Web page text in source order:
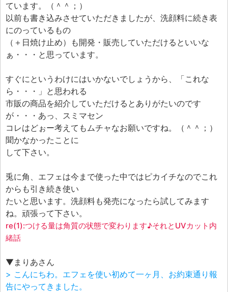
ています。（＾＾；）
以前も書き込みさせていただきましたが、洗顔料に続き表
にのっているもの
（＋日焼け止め）も開発・販売していただけるといいな
ぁ・・・と思っています。
すぐにというわけにはいかないでしょうから、「これな
ら・・・」と思われる
市販の商品を紹介していただけるとありがたいのです
が・・・あっ、スミマセン
コレはどぉー考えてもムチャなお願いですね。（＾＾；）
聞かなかったことに
して下さい。
兎に角、エフェは今まで使った中ではピカイチなのでこれ
からも引き続き使い
たいと思います。洗顔料も発売になったら試してみます
ね。頑張って下さい。
re(1):つける量は角質の状態で変わります♪それとUVカット内
緒話
▼まりあさん
> こんにちわ。エフェを使い初めて一ヶ月、お約束通り報
告にやってきました。